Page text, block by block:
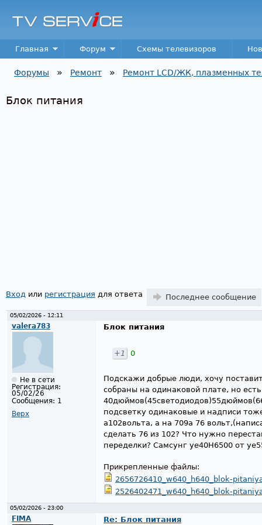
TV
Service
Main menu
Главная Форум Схемы телевизоров
Форумы » Ремонт » Ремонт LCD/ЖК, плазменных
Блок питания
Вход или регистрация для ответа Последнее сообщение
05/02/2026 - 12:11
valera783
Не в сети
Регистрация:
05/02/26
Сообщения: 1
Верх
Блок питания
+1 0
Подскажи добрые люди, хочу
собраны на одинаковой плате, но
подсветку одинаковые и надписи
а102вольта, а на 709а 76
сделать 76 из 102? Что нужно
переделки? Самсунг уе40H6500 от
Прикрепленные файлы:
2656726410_w640_h640_blok-
2526402471_w640_h640_blok-
05/02/2026 - 23:00
FIMA
Re: Блок питания